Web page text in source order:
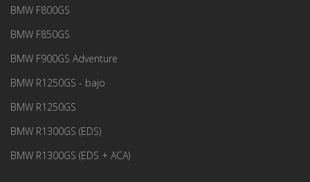
BMW F800GS
BMW F850GS
BMW F900GS Adventure
BMW R1250GS - bajo
BMW R1250GS
BMW R1300GS (EDS)
BMW R1300GS (EDS + ACA)